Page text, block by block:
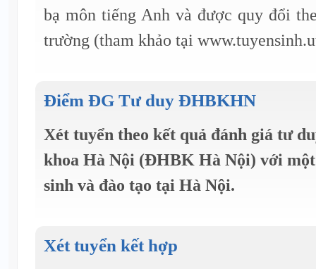
bạ môn tiếng Anh và được quy đổi
trường (tham khảo tại
Điểm ĐG Tư duy ĐHBKHN
Xét tuyển theo kết quả đánh giá tư
khoa Hà Nội (ĐHBK Hà Nội) với một
sinh và đào tạo tại Hà Nội.
Xét tuyển kết hợp